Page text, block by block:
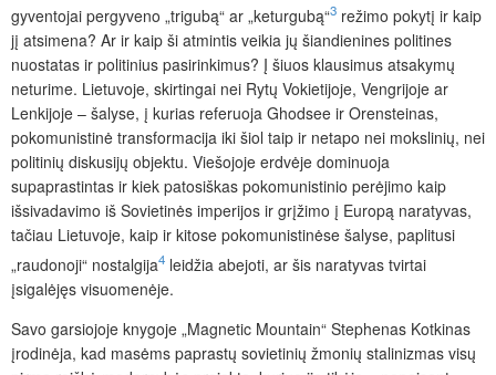
gyventojai pergyveno „trigubą“ ar „keturgubą“3 režimo pokytį ir kaip
jį atsimena? Ar ir kaip ši atmintis veikia jų šiandienines politines
nuostatas ir politinius pasirinkimus? Į šiuos klausimus atsakymų
neturime. Lietuvoje, skirtingai nei Rytų Vokietijoje, Vengrijoje ar
Lenkijoje – šalyse, į kurias referuoja Ghodsee ir Orensteinas,
pokomunistinė transformacija iki šiol taip ir netapo nei mokslinių, nei
politinių diskusijų objektu. Viešojoje erdvėje dominuoja
supaprastintas ir kiek patosiškas pokomunistinio perėjimo kaip
išsivadavimo iš Sovietinės imperijos ir grįžimo į Europą naratyvas,
tačiau Lietuvoje, kaip ir kitose pokomunistinėse šalyse, paplitusi
„raudonoji“ nostalgija4 leidžia abejoti, ar šis naratyvas tvirtai
įsigalėjęs visuomenėje.
Savo garsiojoje knygoje „Magnetic Mountain“ Stephenas Kotkinas
įrodinėja, kad masėms paprastų sovietinių žmonių stalinizmas visų